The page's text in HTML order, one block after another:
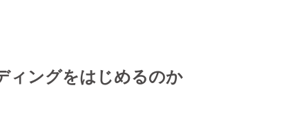
ィングをはじめるのか